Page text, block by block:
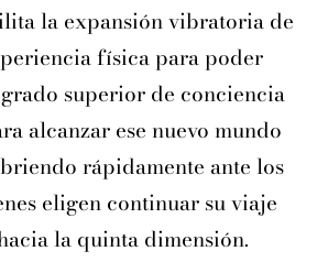
la expansión vibratoria de
física para poder
superior de conciencia
alcanzar ese nuevo mundo
rápidamente ante los
eligen continuar su viaje
la quinta dimensión.